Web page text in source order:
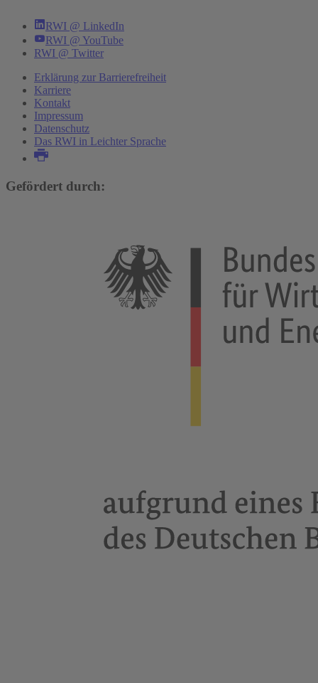
RWI @ LinkedIn
RWI @ YouTube
RWI @ Twitter
Erklärung zur Barrierefreiheit
Karriere
Kontakt
Impressum
Datenschutz
Das RWI in Leichter Sprache
Gefördert durch: